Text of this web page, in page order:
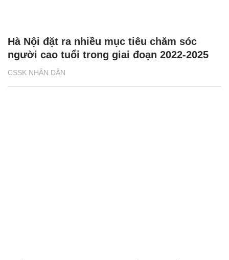
CSSK NHÂN DÂN
Hà Nội đặt ra nhiều mục tiêu chăm sóc
người cao tuổi trong giai đoạn 2022-2025